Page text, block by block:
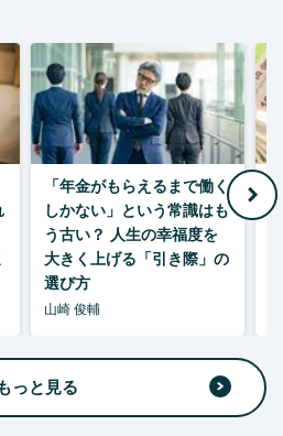
「年金がもらえるまで働く
しかない」という常識はも
う古い？ 人生の幸福度を
大きく上げる「引き際」の
選び方
山崎 俊輔
っと見る